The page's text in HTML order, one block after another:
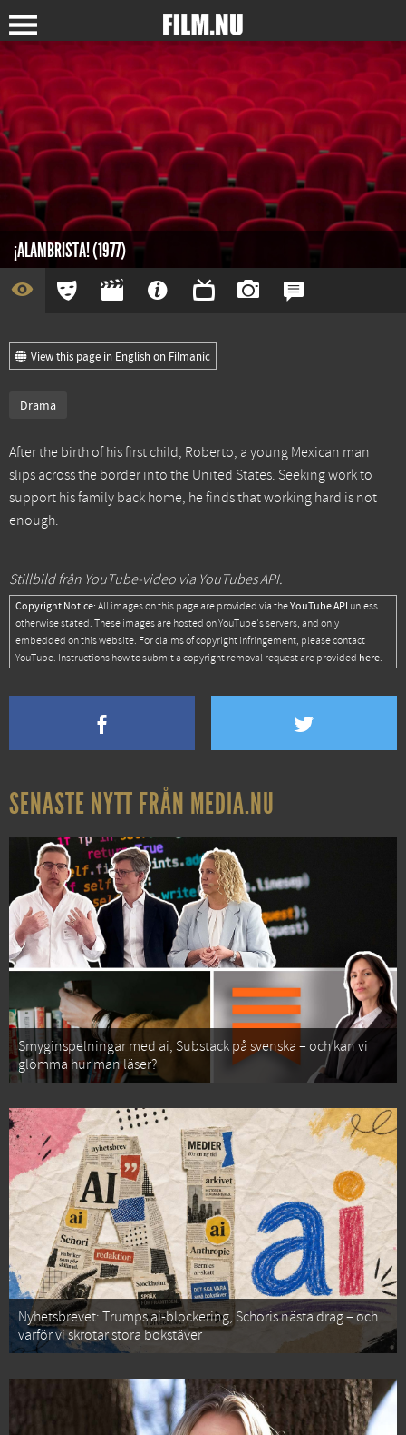
¡ALAMBRISTA! (1977)
View this page in English on Filmanic
Drama
After the birth of his first child, Roberto, a young Mexican man
slips across the border into the United States. Seeking work to
support his family back home, he finds that working hard is not
enough.
Stillbild från YouTube-video via YouTubes API.
Copyright Notice: All images on this page are provided via theYouTube API unless
otherwise stated. These images are hosted on YouTube's servers, and only
embedded on this website. For claims of copyright infringement, please contact
YouTube. Instructions how to submit a copyright removal request are provided here.
SENASTE NYTT FRÅN MEDIA.NU
Smyginspelningar med ai, Substack på svenska – och kan vi
glömma hur man läser?
Nyhetsbrevet: Trumps ai-blockering, Schoris nästa drag – och
varför vi skrotar stora bokstäver